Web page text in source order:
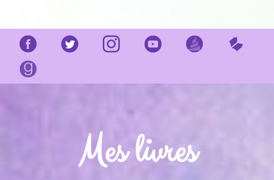
Mes livres